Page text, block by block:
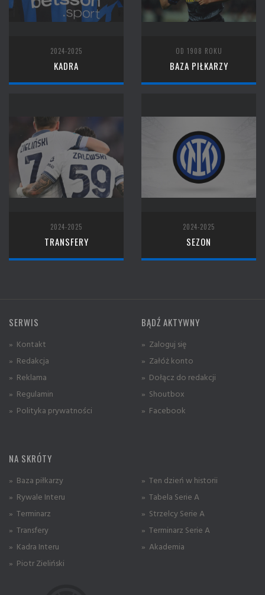
2024-2025
KADRA
OD 1908 ROKU
BAZA PIŁKARZY
2024-2025
TRANSFERY
2024-2025
SEZON
SERWIS
» Kontakt
» Redakcja
» Reklama
» Regulamin
» Polityka prywatności
BĄDŹ AKTYWNY
» Zaloguj się
» Załóż konto
» Dołącz do redakcji
» Shoutbox
» Facebook
NA SKRÓTY
» Baza piłkarzy
» Rywale Interu
» Terminarz
» Transfery
» Kadra Interu
» Piotr Zieliński
» Ten dzień w historii
» Tabela Serie A
» Strzelcy Serie A
» Terminarz Serie A
» Akademia